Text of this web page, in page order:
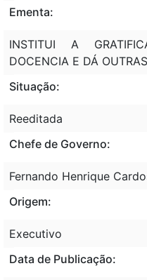
Ementa:
INSTITUI A
DOCENCIA E DÁ
Situação:
Reeditada
Chefe de Governo:
Fernando Henrique
Origem:
Executivo
Data de Publicação: